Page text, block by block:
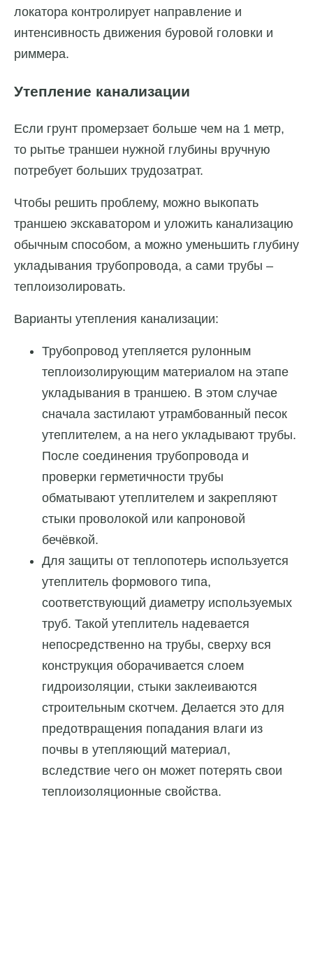
локатора контролирует направление и
интенсивность движения буровой головки и
риммера.
Утепление канализации
Если грунт промерзает больше чем на 1 метр,
то рытье траншеи нужной глубины вручную
потребует больших трудозатрат.
Чтобы решить проблему, можно выкопать
траншею экскаватором и уложить канализацию
обычным способом, а можно уменьшить глубину
укладывания трубопровода, а сами трубы –
теплоизолировать.
Варианты утепления канализации:
Трубопровод утепляется рулонным
теплоизолирующим материалом на этапе
укладывания в траншею. В этом случае
сначала застилают утрамбованный песок
утеплителем, а на него укладывают трубы.
После соединения трубопровода и
проверки герметичности трубы
обматывают утеплителем и закрепляют
стыки проволокой или капроновой
бечёвкой.
Для защиты от теплопотерь используется
утеплитель формового типа,
соответствующий диаметру используемых
труб. Такой утеплитель надевается
непосредственно на трубы, сверху вся
конструкция оборачивается слоем
гидроизоляции, стыки заклеиваются
строительным скотчем. Делается это для
предотвращения попадания влаги из
почвы в утепляющий материал,
вследствие чего он может потерять свои
теплоизоляционные свойства.